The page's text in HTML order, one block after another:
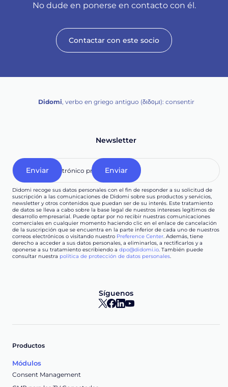
No dude en ponerse en contacto con él.
Contactar con este socio
Didomi, verbo en griego antiguo (διδομι): consentir
Newsletter
Didomi recoge sus datos personales con el fin de responder a su solicitud de
suscripción a las comunicaciones de Didomi sobre sus productos y servicios,
newsletter y otros contenidos que puedan ser de su interés. Este tratamiento
de datos se lleva a cabo sobre la base legal de nuestros intereses legítimos de
desarrollo empresarial. Puede optar por no recibir nuestras comunicaciones
comerciales en cualquier momento haciendo clic en el enlace de cancelación
de la suscripción que se encuentra en la parte inferior de cada uno de nuestros
correos electrónicos o visitando nuestro Preference Center. Además, tiene
derecho a acceder a sus datos personales, a eliminarlos, a rectificarlos y a
oponerse a su tratamiento escribiendo a dpo@didomi.io. También puede
consultar nuestra política de protección de datos personales.
Síguenos
Productos
Módulos
Consent Management